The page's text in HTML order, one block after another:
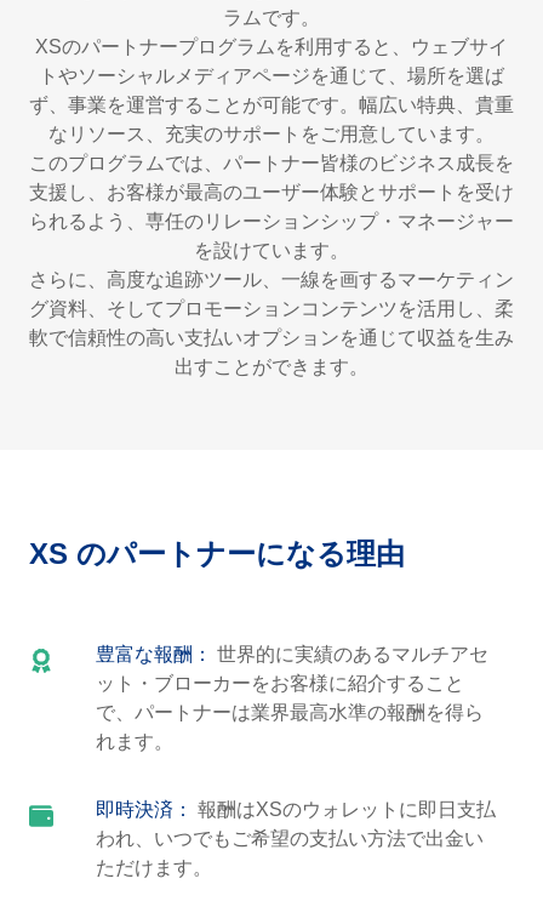
ラムです。
XSのパートナープログラムを利用すると、ウェブサイ
トやソーシャルメディアページを通じて、場所を選ば
ず、事業を運営することが可能です。幅広い特典、貴重
なリソース、充実のサポートをご用意しています。
このプログラムでは、パートナー皆様のビジネス成長を
支援し、お客様が最高のユーザー体験とサポートを受け
られるよう、専任のリレーションシップ・マネージャー
を設けています。
さらに、高度な追跡ツール、一線を画するマーケティン
グ資料、そしてプロモーションコンテンツを活用し、柔
軟で信頼性の高い支払いオプションを通じて収益を生み
出すことができます。
XS のパートナーになる理由
豊富な報酬：
世界的に実績のあるマルチアセ
ット・ブローカーをお客様に紹介すること
で、パートナーは業界最高水準の報酬を得ら
れます。
即時決済：
報酬はXSのウォレットに即日支払
われ、いつでもご希望の支払い方法で出金い
ただけます。